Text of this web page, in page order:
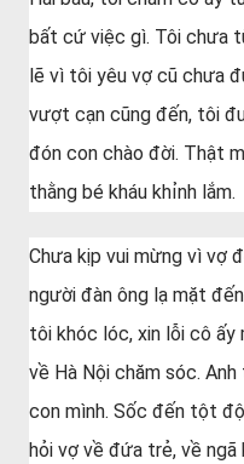
bất cứ việc gì. Tôi chưa
lẽ vì tôi yêu vợ cũ chưa
vượt cạn cũng đến, tôi
đón con chào đời. Thật
thằng bé kháu khỉnh lắm.
Chưa kịp vui mừng vì vợ
người đàn ông lạ mặt
tôi khóc lóc, xin lỗi cô ấy
về Hà Nội chăm sóc.
con mình. Sốc đến tột
hỏi vợ về đứa trẻ, về ngã